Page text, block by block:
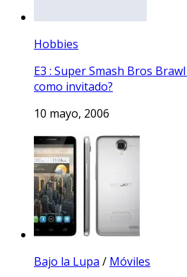
Hobbies
E3 : Super Smash Bros
como invitado?
10 mayo, 2006
Bajo la Lupa / Móviles